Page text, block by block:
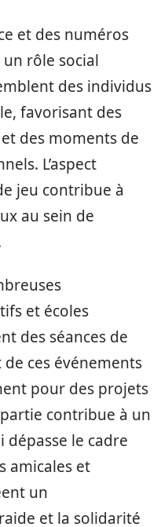
et des numéros
rôle social
des individus
favorisant des
des moments de
L’aspect
jeu contribue à
au sein de
et écoles
des séances de
ces événements
pour des projets
contribue à un
le cadre
amicales et
un
et la solidarité